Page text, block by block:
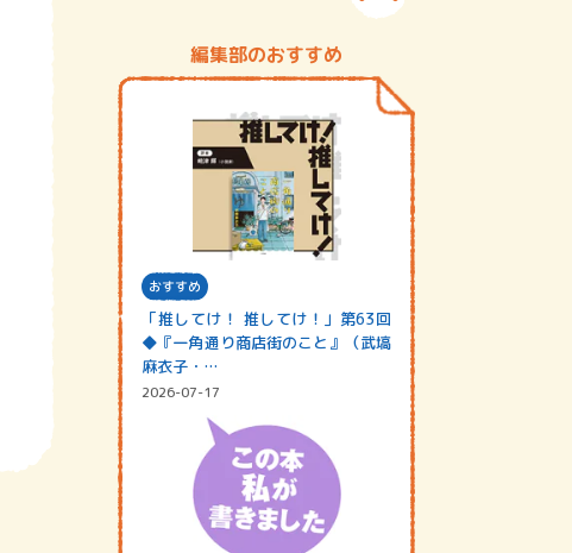
編集部のおすすめ
おすすめ
「推してけ！ 推してけ！」第63回
◆『一角通り商店街のこと』（武塙
麻衣子・…
2026-07-17